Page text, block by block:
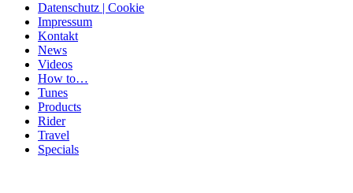
Datenschutz | Cookie
Impressum
Kontakt
News
Videos
How to…
Tunes
Products
Rider
Travel
Specials